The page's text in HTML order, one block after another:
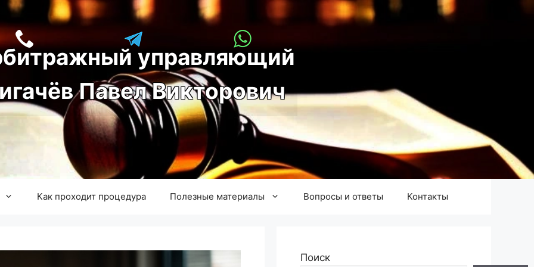
управляющий
игачёв Павел Викторович
Как проходит процедура Полезные материалы Вопросы и ответы Контакты
Поиск